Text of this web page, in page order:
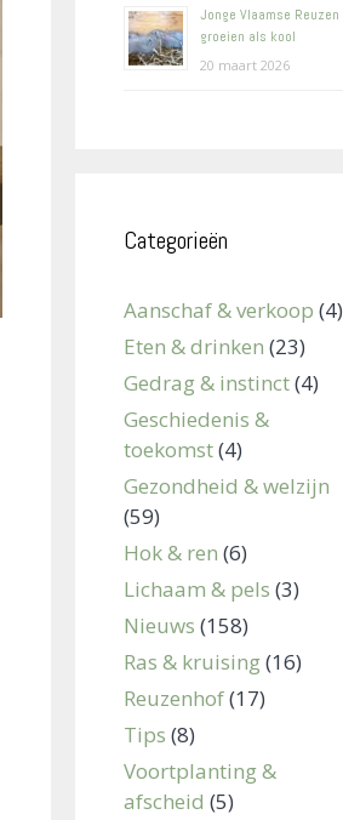
Jonge Vlaamse Reuzen
groeien als kool
20 maart 2026
Categorieën
Aanschaf & verkoop (4)
Eten & drinken (23)
Gedrag & instinct(4)
Geschiedenis &
toekomst(4)
Gezondheid & welzijn
(59)
Hok & ren (6)
Lichaam & pels (3)
Nieuws (158)
Ras & kruising(16)
Reuzenhof(17)
Tips (8)
Voortplanting &
afscheid (5)